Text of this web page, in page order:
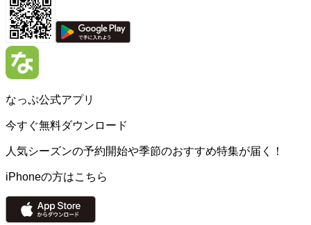
なっぷ公式アプリ
今すぐ無料ダウンロード
人気シーズンの予約開始や季節のおすすめ特集が届く！
iPhoneの方はこちら